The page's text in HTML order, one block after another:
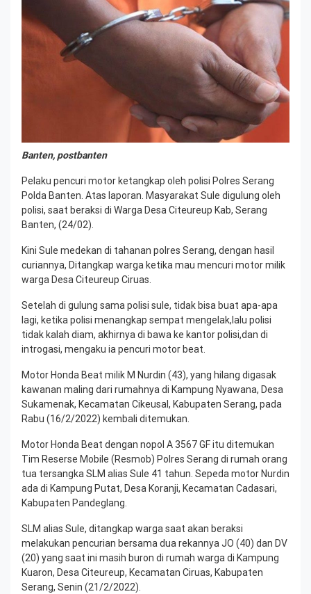
Banten, postbanten
Pelaku pencuri motor ketangkap oleh polisi Polres Serang
Polda Banten. Atas laporan. Masyarakat Sule digulung oleh
polisi, saat beraksi di Warga Desa Citeureup Kab, Serang
Banten, (24/02).
Kini Sule medekan di tahanan polres Serang, dengan hasil
curiannya, Ditangkap warga ketika mau mencuri motor milik
warga Desa Citeureup Ciruas.
Setelah di gulung sama polisi sule, tidak bisa buat apa-apa
lagi, ketika polisi menangkap sempat mengelak,lalu polisi
tidak kalah diam, akhirnya di bawa ke kantor polisi,dan di
introgasi, mengaku ia pencuri motor beat.
Motor Honda Beat milik M Nurdin (43), yang hilang digasak
kawanan maling dari rumahnya di Kampung Nyawana, Desa
Sukamenak, Kecamatan Cikeusal, Kabupaten Serang, pada
Rabu (16/2/2022) kembali ditemukan.
Motor Honda Beat dengan nopol A 3567 GF itu ditemukan
Tim Reserse Mobile (Resmob) Polres Serang di rumah orang
tua tersangka SLM alias Sule 41 tahun. Sepeda motor Nurdin
ada di Kampung Putat, Desa Koranji, Kecamatan Cadasari,
Kabupaten Pandeglang.
SLM alias Sule, ditangkap warga saat akan beraksi
melakukan pencurian bersama dua rekannya JO (40) dan DV
(20) yang saat ini masih buron di rumah warga di Kampung
Kuaron, Desa Citeureup, Kecamatan Ciruas, Kabupaten
Serang, Senin (21/2/2022).